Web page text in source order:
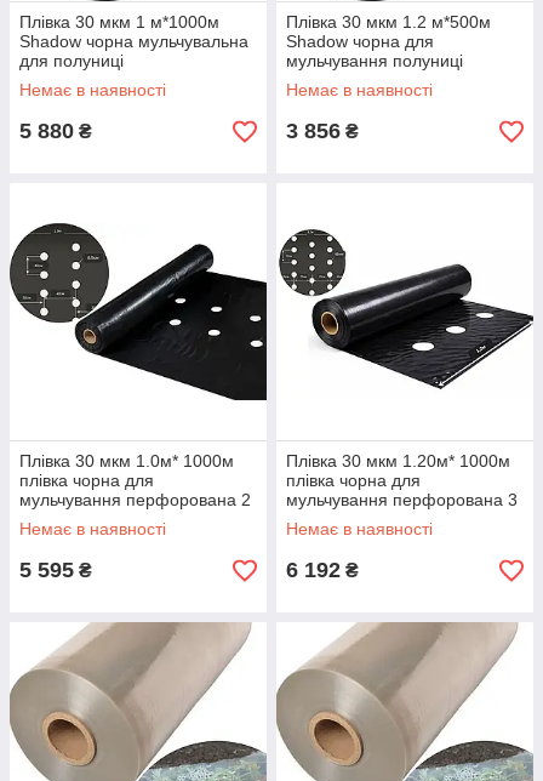
Плівка 30 мкм 1 м*1000м
Shadow чорна мульчувальна
для полуниці
Немає в наявності
5 880 ₴
Плівка 30 мкм 1.2 м*500м
Shadow чорна для
мульчування полуниці
Немає в наявності
3 856 ₴
Плівка 30 мкм 1.0м* 1000м
плівка чорна для
мульчування перфорована 2
отвори
Немає в наявності
5 595 ₴
Плівка 30 мкм 1.20м* 1000м
плівка чорна для
мульчування перфорована 3
отвори
Немає в наявності
6 192 ₴